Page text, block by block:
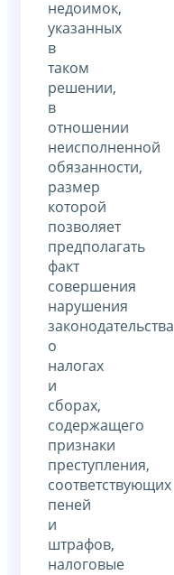
недоимок,
указанных
в
таком
решении,
в
отношении
неисполненной
обязанности,
размер
которой
позволяет
предполагать
факт
совершения
нарушения
законодательства
о
налогах
и
сборах,
содержащего
признаки
преступления,
соответствующих
пеней
и
штрафов,
налоговые